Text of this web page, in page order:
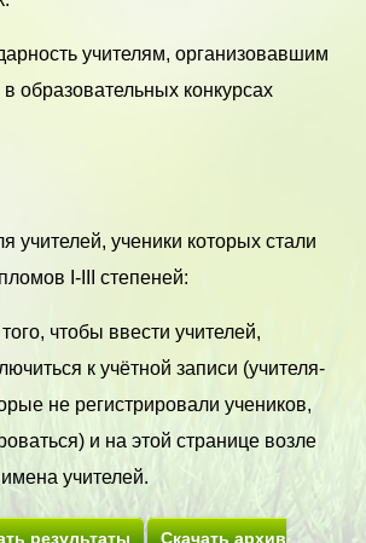
учителям, организовавшим
образовательных конкурсах
учителей, ученики которых стали
I-III степеней:
чтобы ввести учителей,
к учётной записи (учителя-
не регистрировали учеников,
и на этой странице возле
учителей.
результаты Скачать архив